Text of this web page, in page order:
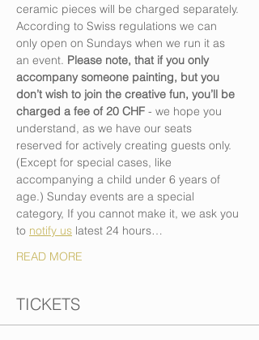
ceramic pieces will be charged separately.
According to Swiss regulations we can
only open on Sundays when we run it as
an event. Please note, that if you only
accompany someone painting, but you
don’t wish to join the creative fun, you’ll be
charged a fee of 20 CHF - we hope you
understand, as we have our seats
reserved for actively creating guests only.
(Except for special cases, like
accompanying a child under 6 years of
age.) Sunday events are a special
category, If you cannot make it, we ask you
to notify us latest 24 hours…
READ MORE
TICKETS